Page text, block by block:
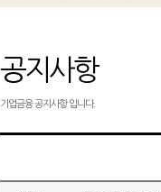
공지사항
기업금융 공지사항 입니다.